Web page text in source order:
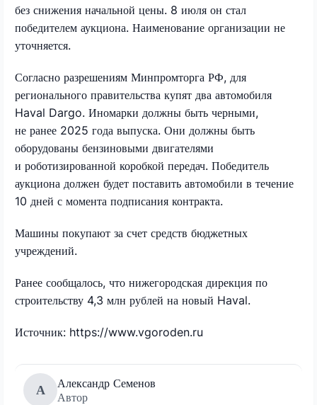
без снижения начальной цены. 8 июля он стал
победителем аукциона. Наименование организации не
уточняется.
Согласно разрешениям Минпромторга РФ, для
регионального правительства купят два автомобиля
Haval Dargo. Иномарки должны быть черными,
не ранее 2025 года выпуска. Они должны быть
оборудованы бензиновыми двигателями
и роботизированной коробкой передач. Победитель
аукциона должен будет поставить автомобили в течение
10 дней с момента подписания контракта.
Машины покупают за счет средств бюджетных
учреждений.
Ранее сообщалось, что нижегородская дирекция по
строительству 4,3 млн рублей на новый Haval.
Источник: https://www.vgoroden.ru
А
Александр Семенов
Автор